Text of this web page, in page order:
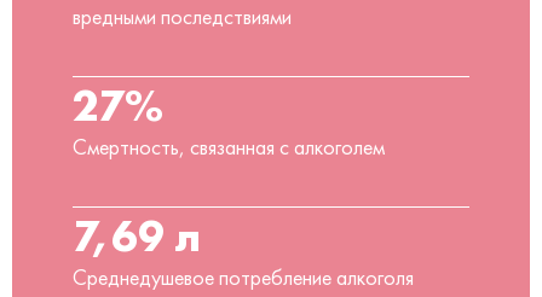
вредными последствиями
27%
Смертность, связанная с алкоголем
7,69 л
Среднедушевое потребление алкоголя